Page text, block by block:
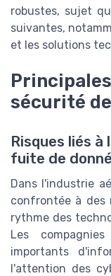
robustes, sujet
suivantes,
et les solutions
sécurité
Risques liés
fuite de
Dans l'industrie
confrontée à des
rythme des
Les
importants
l'attention des